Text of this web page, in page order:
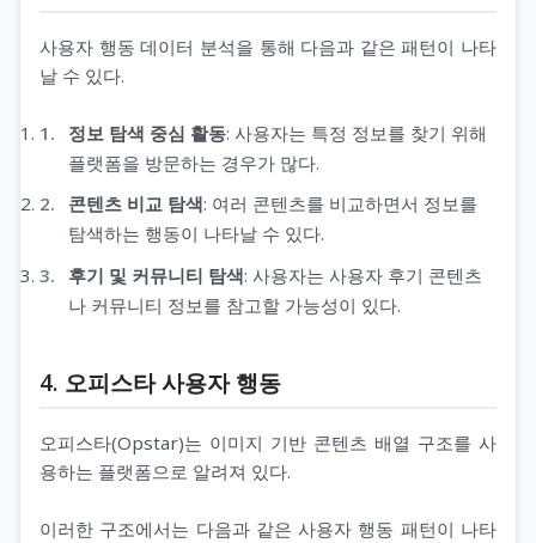
사용자 행동 데이터 분석을 통해 다음과 같은 패턴이 나타
날 수 있다.
정보 탐색 중심 활동: 사용자는 특정 정보를 찾기 위해
플랫폼을 방문하는 경우가 많다.
콘텐츠 비교 탐색: 여러 콘텐츠를 비교하면서 정보를
탐색하는 행동이 나타날 수 있다.
후기 및 커뮤니티 탐색: 사용자는 사용자 후기 콘텐츠
나 커뮤니티 정보를 참고할 가능성이 있다.
4. 오피스타 사용자 행동
오피스타(Opstar)는 이미지 기반 콘텐츠 배열 구조를 사
용하는 플랫폼으로 알려져 있다.
이러한 구조에서는 다음과 같은 사용자 행동 패턴이 나타